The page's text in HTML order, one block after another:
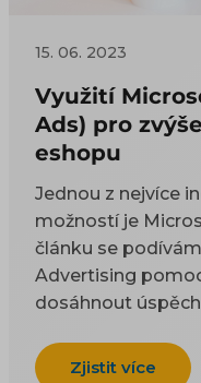
15. 06. 2023
Využití
Ads) pro
eshopu
Jednou z nejvíce
možností je Microsoft
článku se
Advertising
dosáhnout
Zjistit více